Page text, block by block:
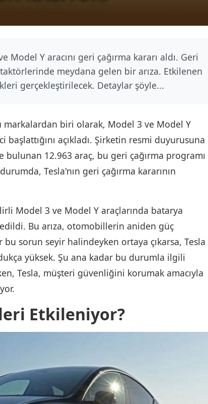
Model Y aracını geri çağırma kararı aldı. Geri
meydana gelen bir arıza. Etkilenen
gerçekleştirilecek. Detaylar şöyle...
markalardan biri olarak, Model 3 ve Model Y
açıkladı. Şirketin resmi duyurusuna
12.963 araç, bu geri çağırma programı
Tesla'nın geri çağırma kararının
Model 3 ve Model Y araçlarında batarya
Bu arıza, otomobillerin aniden güç
sorun seyir halindeyken ortaya çıkarsa, Tesla
yüksek. Şu ana kadar bu durumla ilgili
Tesla, müşteri güvenliğini korumak amacıyla
Etkileniyor?